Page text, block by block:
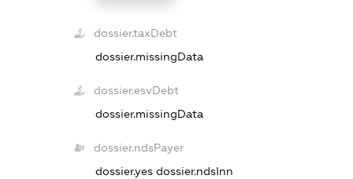
dossier.taxDebt
dossier.missingData
dossier.esvDebt
dossier.missingData
dossier.ndsPayer
dossier.yesdossier.ndsInn